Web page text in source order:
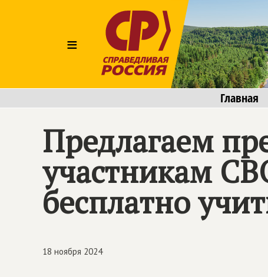
≡
Главная
Предлагаем
участникам
бесплатно
18 ноября 2024